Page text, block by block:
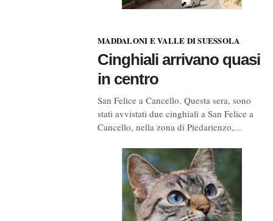
MADDALONI E VALLE DI SUESSOLA
Cinghiali arrivano quasi
in centro
San Felice a Cancello. Questa sera, sono
stati avvistati due cinghiali a San Felice a
Cancello, nella zona di Piedarienzo,...